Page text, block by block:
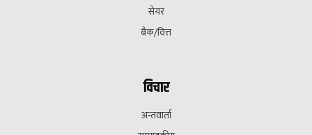
सेयर
बैक/वित्त
विचार
अन्तवार्ता